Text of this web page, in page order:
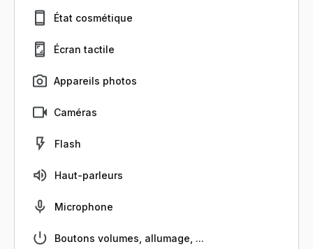
État cosmétique
Écran tactile
Appareils photos
Caméras
Flash
Haut-parleurs
Microphone
Boutons volumes, allumage, ...